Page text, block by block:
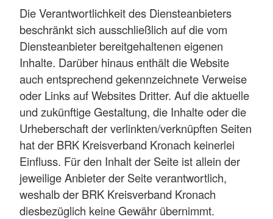
Die Verantwortlichkeit des Diensteanbieters
beschränkt sich ausschließlich auf die vom
Diensteanbieter bereitgehaltenen eigenen
Inhalte. Darüber hinaus enthält die Website
auch entsprechend gekennzeichnete Verweise
oder Links auf Websites Dritter. Auf die aktuelle
und zukünftige Gestaltung, die Inhalte oder die
Urheberschaft der verlinkten/verknüpften Seiten
hat der BRK Kreisverband Kronach keinerlei
Einfluss. Für den Inhalt der Seite ist allein der
jeweilige Anbieter der Seite verantwortlich,
weshalb der BRK Kreisverband Kronach
diesbezüglich keine Gewähr übernimmt.